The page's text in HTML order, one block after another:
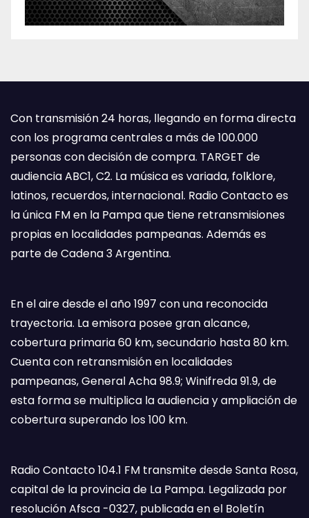
Con transmisión 24 horas, llegando en forma directa
con los programa centrales a más de 100.000
personas con decisión de compra. TARGET de
audiencia ABC1, C2. La música es variada, folklore,
latinos, recuerdos, internacional. Radio Contacto es
la única FM en la Pampa que tiene retransmisiones
propias en localidades pampeanas. Además es
parte de Cadena 3 Argentina.
En el aire desde el año 1997 con una reconocida
trayectoria. La emisora posee gran alcance,
cobertura primaria 60 km, secundario hasta 80 km.
Cuenta con retransmisión en localidades
pampeanas, General Acha 98.9; Winifreda 91.9, de
esta forma se multiplica la audiencia y ampliación de
cobertura superando los 100 km.
Radio Contacto 104.1 FM transmite desde Santa Rosa,
capital de la provincia de La Pampa. Legalizada por
resolución Afsca -0327, publicada en el Boletín